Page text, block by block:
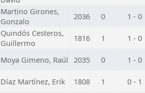
Martino Girones,
Gonzalo
2036 0 1 - 0
Quindós Cesteros,
Guillermo
1816 1 1 - 0
Moya Gimeno, Raúl 2035 0 1 - 0
Díaz Martínez, Erik 1808 1 0 - 1